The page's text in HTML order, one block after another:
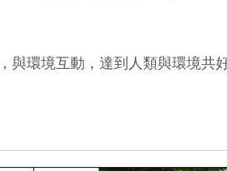
境互動，達到人類與環境共